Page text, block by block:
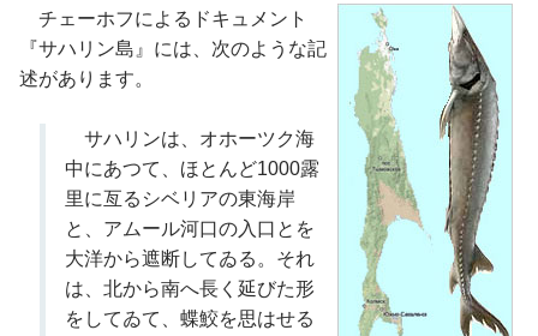
チェーホフによるドキュメント
『サハリン島』には、次のような記
述があります。
サハリンは、オホーツク海
中にあつて、ほとんど1000露
里に亙るシベリアの東海岸
と、アムール河口の入口とを
大洋から遮断してゐる。それ
は、北から南へ長く延びた形
をしてゐて、蝶鮫を思はせる